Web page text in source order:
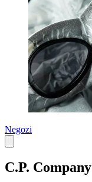
Negozi
C.P. Company